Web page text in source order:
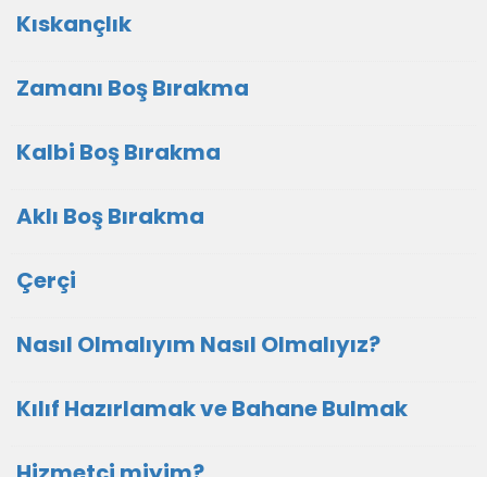
Kıskançlık
Zamanı Boş Bırakma
Kalbi Boş Bırakma
Aklı Boş Bırakma
Çerçi
Nasıl Olmalıyım Nasıl Olmalıyız?
Kılıf Hazırlamak ve Bahane Bulmak